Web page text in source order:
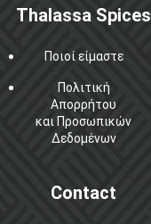
Thalassa Spices
Ποιοί είμαστε
Πολιτική
Απορρήτου
και Προσωπικών
Δεδομένων
Contact